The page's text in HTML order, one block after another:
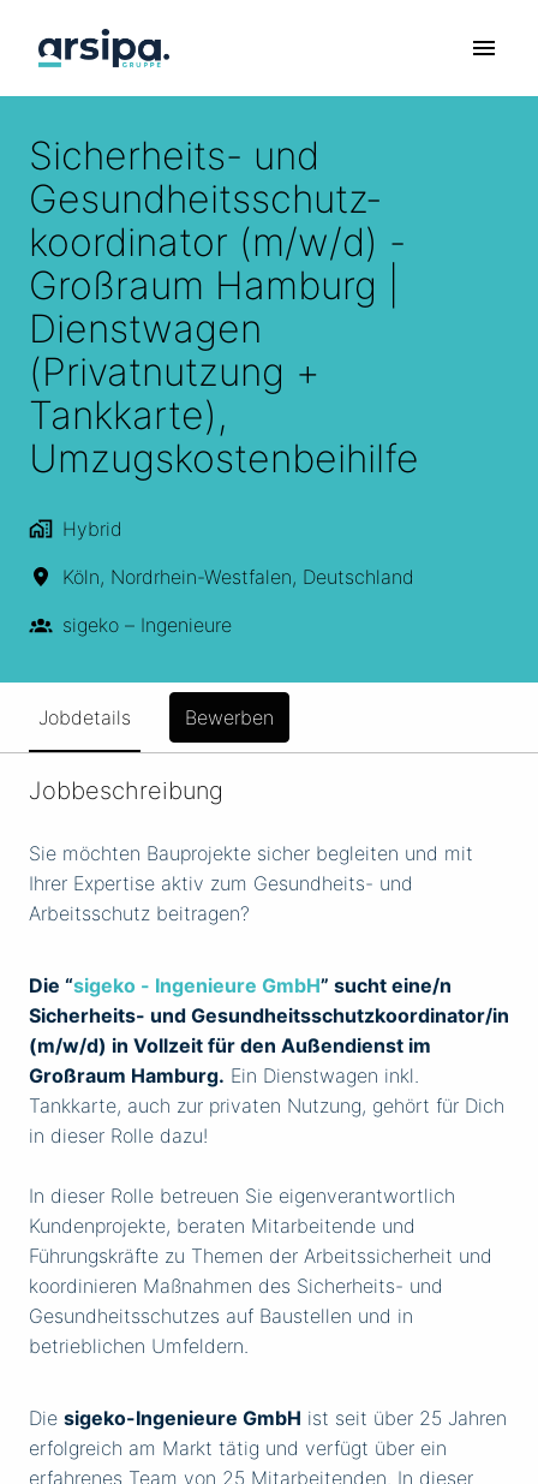
Inhalt
springenStartseite
Sicherheits- und
Gesundheitsschutz­
koordinator (m/w/d) -
Großraum Hamburg |
Dienstwagen
(Privatnutzung +
Tankkarte),
Umzugskostenbeihilfe
Hybrid
Köln, Nordrhein-Westfalen, Deutschland
sigeko – Ingenieure
Jobdetails Bewerben
Jobbeschreibung
Sie möchten Bauprojekte sicher begleiten und mit
Ihrer Expertise aktiv zum Gesundheits- und
Arbeitsschutz beitragen?
Die “sigeko - Ingenieure GmbH” sucht eine/n
Sicherheits- und Gesundheitsschutzkoordinator/in
(m/w/d) in Vollzeit für den Außendienst im
Großraum Hamburg. Ein Dienstwagen inkl.
Tankkarte, auch zur privaten Nutzung, gehört für Dich
in dieser Rolle dazu!
In dieser Rolle betreuen Sie eigenverantwortlich
Kundenprojekte, beraten Mitarbeitende und
Führungskräfte zu Themen der Arbeitssicherheit und
koordinieren Maßnahmen des Sicherheits- und
Gesundheitsschutzes auf Baustellen und in
betrieblichen Umfeldern.
Die sigeko-Ingenieure GmbH ist seit über 25 Jahren
erfolgreich am Markt tätig und verfügt über ein
erfahrenes Team von 25 Mitarbeitenden. In dieser